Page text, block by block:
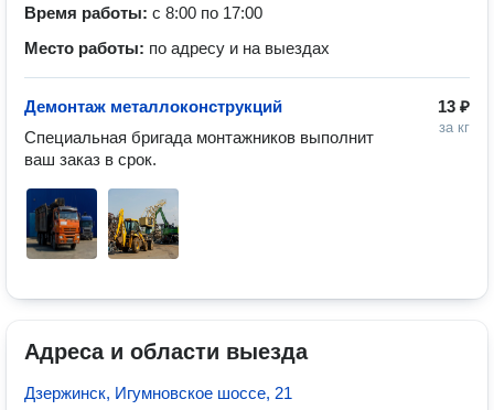
Время работы: с 8:00 по 17:00
Место работы: по адресу и на выездах
13 ₽
за кг
Демонтаж металлоконструкций
Специальная бригада монтажников выполнит
ваш заказ в срок.
Адреса и области выезда
Дзержинск, Игумновское шоссе, 21